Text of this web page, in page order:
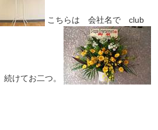
こちらは 会社名で club
、続けてお二つ。